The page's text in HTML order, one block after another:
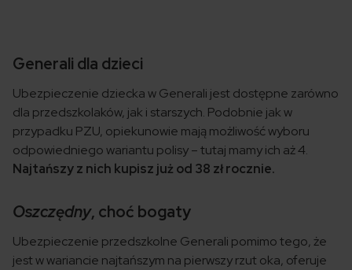
Generali dla dzieci
Ubezpieczenie dziecka w Generali jest dostępne zarówno
dla przedszkolaków, jak i starszych. Podobnie jak w
przypadku PZU, opiekunowie mają możliwość wyboru
odpowiedniego wariantu polisy – tutaj mamy ich aż 4.
Najtańszy z nich kupisz już od 38 zł rocznie.
Oszczędny, choć bogaty
Ubezpieczenie przedszkolne Generali pomimo tego, że
jest w wariancie najtańszym na pierwszy rzut oka, oferuje